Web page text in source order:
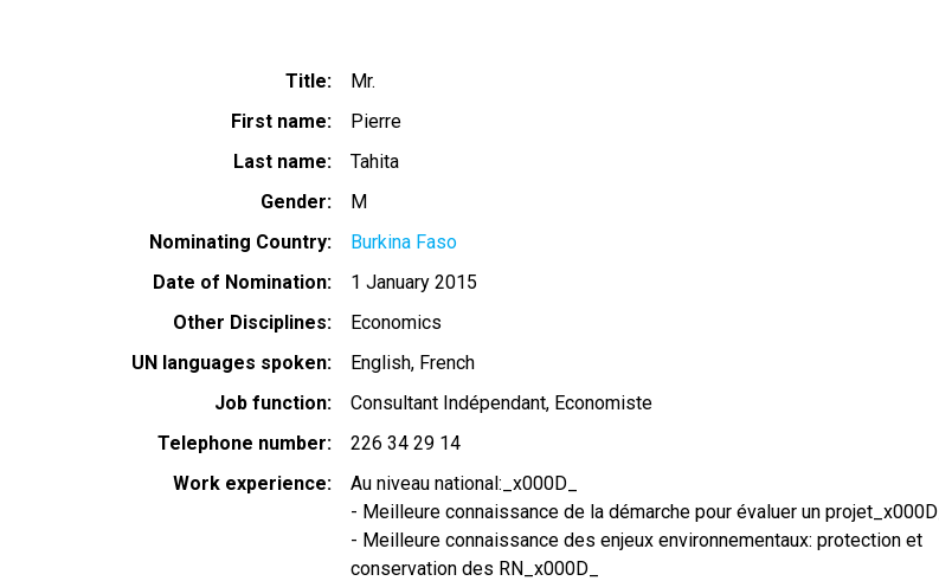
Title
Mr.
First name
Pierre
Last name
Tahita
Gender
M
Nominating Country
Burkina Faso
Date of Nomination
1 January 2015
Other Disciplines
Economics
UN languages spoken
English French
Job function
Consultant Indépendant, Economiste
Telephone number
226 34 29 14
Work experience
Au niveau national:_x000D_
- Meilleure connaissance de la démarche pour évaluer un projet_x000D_
- Meilleure connaissance des enjeux environnementaux: protection et
conservation des RN_x000D_